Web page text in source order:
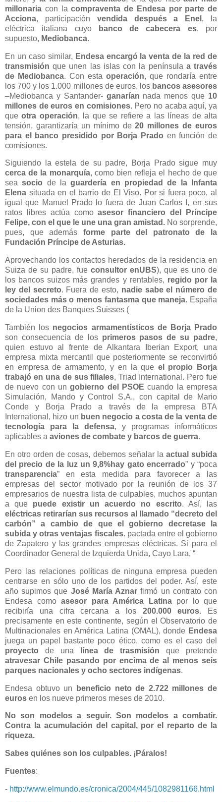
millonaria con lacompraventa de Endesa por parte de
Acciona, participación vendida después a Enel , la
eléctrica italiana cuyo
banco de cabecera es, por
supuesto, Mediobanca.
En un caso similar, Endesa encargó la venta de la red de
transmisión que unen las islas con la península a través
de Mediobanca. Con esta operación, que rondaría entre
los 700 y los 1.000 millones de euros, los bancos asesores
–Mediobanca y Santander- ganarían nada menos que 10
millones de euros en comisiones. Pero no acaba aquí, ya
queotra operación, la que se refiere a las líneas de alta
tensión, garantizaría un mínimo de20 millones de euros
para el banco presidido por Borja Prado en función de
comisiones.
Siguiendo la estela de su padre, Borja Prado sigue muy
cerca de la monarquía, como bien refleja el hecho de que
seasocio de laguardería en propiedad de la Infanta
Elena situada en el barrio de El Viso. Por si fuera poco, al
igual que Manuel Prado lo fuera de Juan Carlos I, en sus
ratos libres actúa comoasesor financiero del Príncipe
Felipe, con el que le une una gran amistad. No sorprende,
pues, que además forme parte del patronato de la
Fundación Príncipe de Asturias.
Aprovechando los contactos heredados de la residencia en
Suiza de su padre, fue consultor enUBS), que es uno de
los bancos suizos más grandes y rentables, regido por la
ley del secreto. Fuera de esto, nadie sabe el número de
sociedades más o menos fantasma que maneja. España
de la Union des Banques Suisses (
También los negocios armamentísticos de Borja Prado
son consecuencia de los primeros pasos de su padre,
quien estuvo al frente de Alkantara Iberian Export, una
empresa mixta mercantil que posteriormente se reconvirtió
en empresa de armamento, y en la que el propio Borja
trabajó en una de sus filiales, Triad International. Pero fue
de nuevo con ungobierno del PSOE cuando la empresa
Simulación, Mando y Control S.A., con capital de Mario
Conde y Borja Prado a través de la empresa BTA
International, hizo un buen negocio a costa de la venta de
tecnología para la defensa, y programas informáticos
aplicables a aviones de combate y barcos de guerra.
En otro orden de cosas, debemos señalar la actual subida
del precio de la luz un 9,8%hay gato encerrado” y “poca
transparencia” en esta medida para favorecer a las
empresas del sector motivado por la reunión de los 37
empresarios de nuestra lista de culpables, muchos apuntan
a que puede existir un acuerdo no escrito. Así, las
eléctricas retirarían sus recursos al llamado “decreto del
carbón” a cambio de que el gobierno decretase la
subida y otras ventajas fiscales. pactada entre el gobierno
de Zapatero y las grandes empresas eléctricas. Si para el
Coordinador General de Izquierda Unida, Cayo Lara, “
Pero las relaciones políticas de ninguna empresa pueden
centrarse en sólo uno de los partidos del poder. Así, este
año supimos que José María Aznar firmó un contrato con
Endesa como asesor para América Latinapor lo que
recibiría una cifra cercana a los 200.000 euros. Es
precisamente en este continente, según el Observatorio de
Multinacionales en América Latina (OMAL), donde Endesa
juega un papel bastante poco ético, como es el caso del
proyecto de una línea de trasmisión que pretende
atravesar Chile pasando por encima de al menos seis
parques nacionales y ocho sectores indígenas.
Endesa obtuvo un
beneficio neto de 2.722 millones de
euros en los nueve primeros meses de 2010.
No son modelos a seguir. Son modelos a combatir.
Contra la acumulación del capital, por el reparto de la
riqueza.
Sabes quiénes son los culpables. ¡Páralos!
Fuentes:
- http://www.elmundo.es/cronica/2004/445/1082981166.html